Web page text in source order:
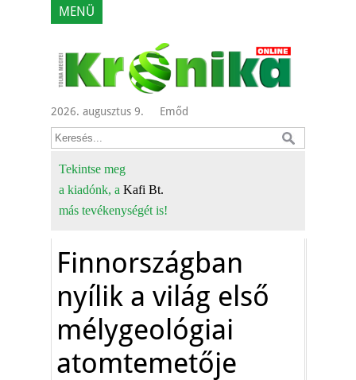
MENÜ
2026. augusztus 9. Emőd
Tekintse meg
a kiadónk, a Kafi Bt.
más tevékenységét is!
Finnországban
nyílik a világ első
mélygeológiai
atomtemetője